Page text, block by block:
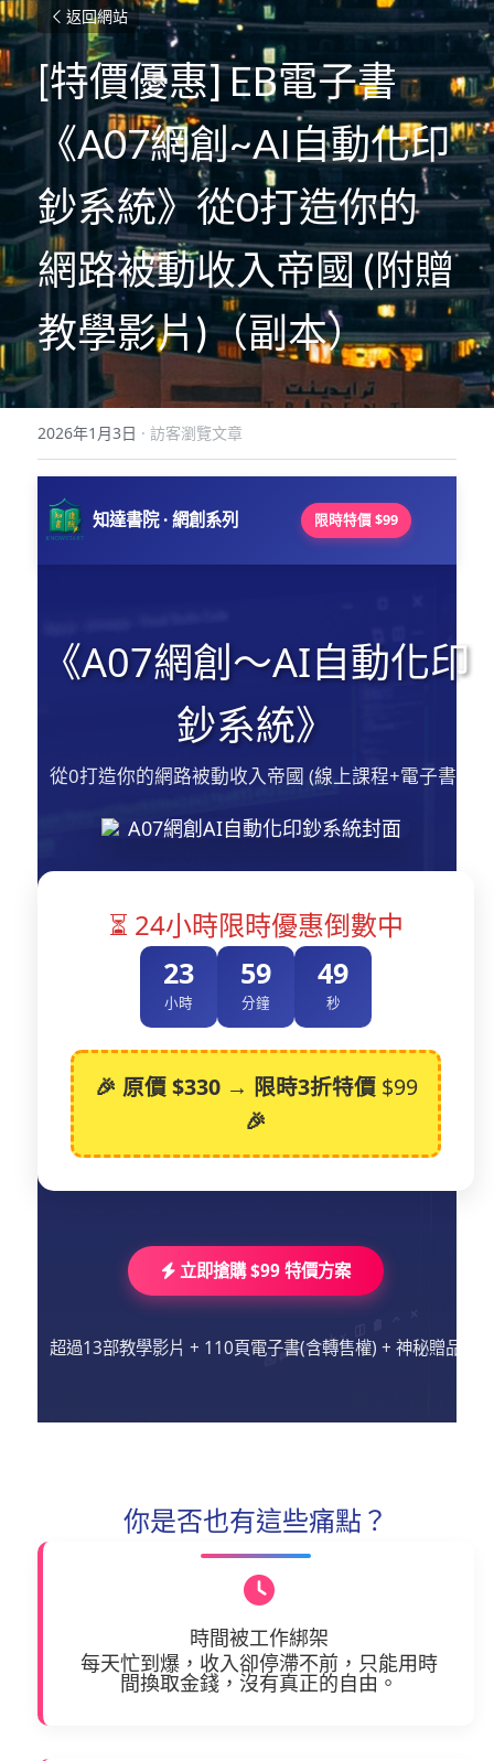
返回網站
[特價優惠] EB電子書
《A07網創~AI自動化印
鈔系統》從0打造你的
網路被動收入帝國 (附贈
教學影片)（副本）
2026年1月3日 · 訪客瀏覽文章
知達書院 · 網創系列 限時特價 $99
《A07網創～AI自動化印
鈔系統》
從0打造你的網路被動收入帝國 (線上課程+電子書)
⏳ 24小時限時優惠倒數中
23
小時
59
分鐘
49
秒
🎉 原價 $330 → 限時3折特價 $99
🎉
立即搶購 $99 特價方案
超過13部教學影片 + 110頁電子書(含轉售權) + 神秘贈品
你是否也有這些痛點？
時間被工作綁架
每天忙到爆，收入卻停滯不前，只能用時
間換取金錢，沒有真正的自由。